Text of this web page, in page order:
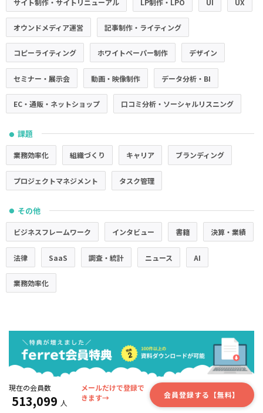
オウンドメディア運営 記事制作・ライティング
コピーライティング ホワイトペーパー制作 デザイン
セミナー・展示会 動画・映像制作 データ分析・BI
EC・通販・ネットショップ 口コミ分析・ソーシャルリスニング
● 課題
業務効率化 組織づくり キャリア ブランディング
プロジェクトマネジメント タスク管理
● その他
ビジネスフレームワーク インタビュー 書籍 決算・業績
法律 SaaS 調査・統計 ニュース AI
業務効率化
現在の会員数
513,099 人
メールだけで登録で
きます→
会員登録する【無料】